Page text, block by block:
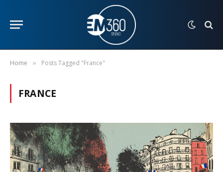
Home » Posts Tagged "France"
FRANCE